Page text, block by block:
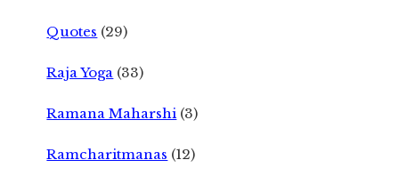
Quotes (29)
Raja Yoga (33)
Ramana Maharshi (3)
Ramcharitmanas (12)